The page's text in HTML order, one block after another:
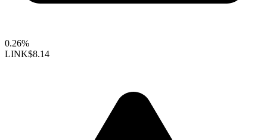
0.26%
LINK$8.14